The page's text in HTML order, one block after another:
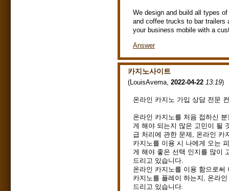
We design and build all types
and coffee trucks to bar trailers
your business mobile with a
Answer
카지노사이트
( LouisAvema 2022-04-22 13:19)
온라인 카지노 가입 상담 전문
온라인 카지노를 처음 접하신
게 해야 되는지 많은 고민이 될
급 처리에 관한 문제, 온라인 카
카지노를 이용 시 나에게 오는
게 해야 좋은 선택 인지를 많이
드리고 있습니다.
온라인 카지노를 이용 함으로
카지노를 플레이 하는지, 온라
드리고 있습니다.